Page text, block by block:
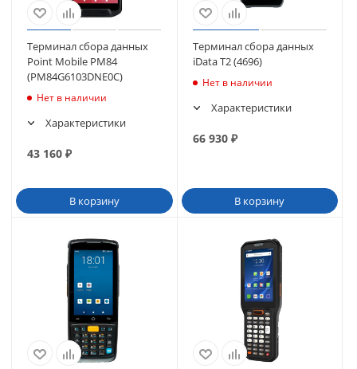
Терминал сбора данных
Point Mobile PM84
(PM84G6103DNE0C)
Нет в наличии
Характеристики
43 160 ₽
В корзину
Терминал сбора данных
iData T2 (4696)
Нет в наличии
Характеристики
66 930₽
В корзину